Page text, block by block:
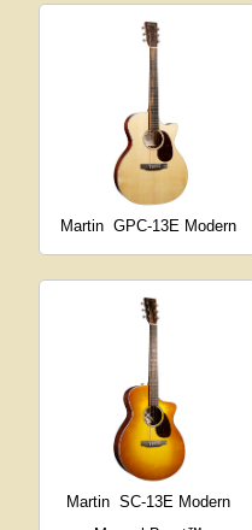
Martin GPC-13E Modern
Martin SC-13E Modern